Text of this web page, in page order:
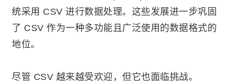
统采用 CSV 进行数据处理。这些发展进一步巩固
了 CSV 作为一种多功能且广泛使用的数据格式的
地位。
尽管 CSV 越来越受欢迎，但它也面临挑战。